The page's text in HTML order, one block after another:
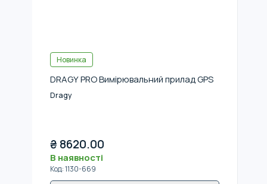
Новинка
DRAGY PRO Вимірювальний прилад GPS
Dragy
₴ 8620.00
В наявності
Код:1130-669